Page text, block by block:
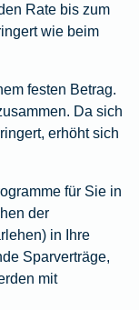
Rate bis zum
wie beim
festen Betrag.
Da sich
erhöht sich
für Sie in
der
in Ihre
Sparverträge,
mit